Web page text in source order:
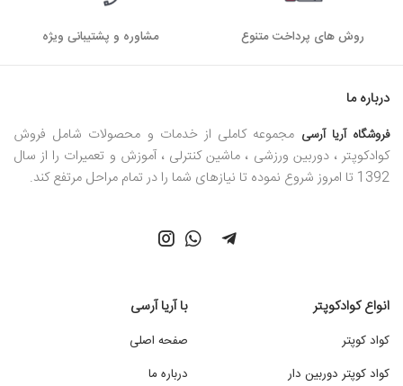
روش های پرداخت متنوع مشاوره و پشتیبانی ویژه
درباره ما
فروشگاه آریا آرسی مجموعه کاملی از خدمات و محصولات شامل فروش
کوادکوپتر ، دوربین ورزشی ، ماشین کنترلی ، آموزش و تعمیرات را از سال
1392 تا امروز شروع نموده تا نیازهای شما را در تمام مراحل مرتفع کند.
انواع کوادکوپتر
کواد کوپتر
کواد کوپتر دوربین دار
با آریا آرسی
صفحه اصلی
درباره ما